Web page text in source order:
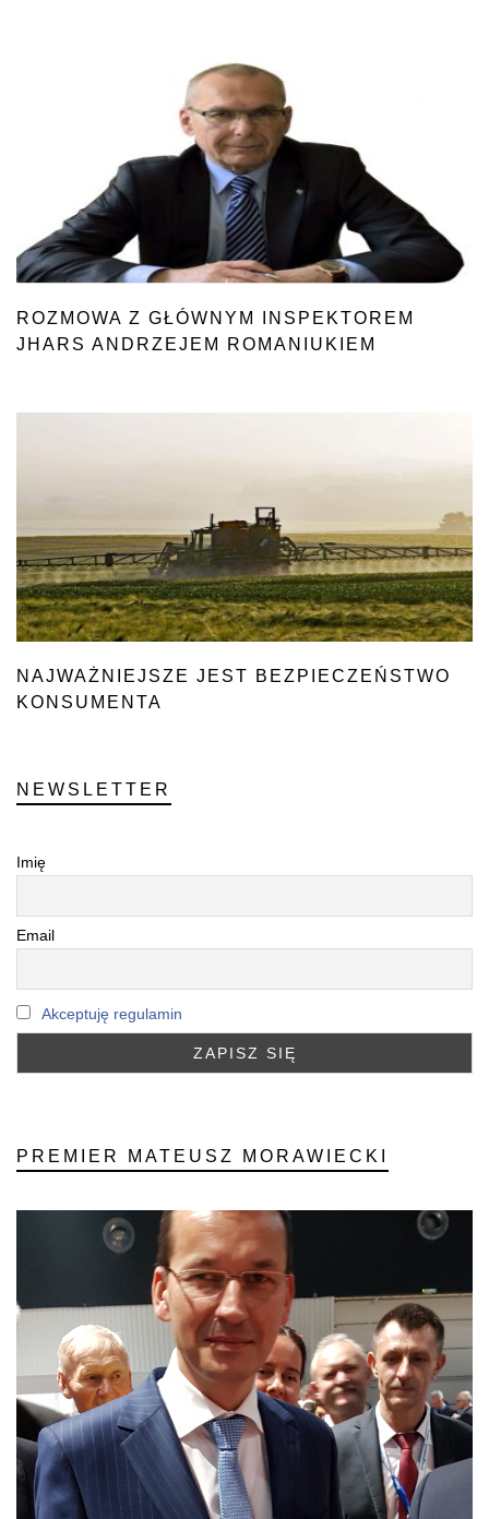
ROZMOWA Z GŁÓWNYM INSPEKTOREM
JHARS ANDRZEJEM ROMANIUKIEM
NAJWAŻNIEJSZE JEST BEZPIECZEŃSTWO
KONSUMENTA
NEWSLETTER
Imię
Email
Akceptuję regulamin
PREMIER MATEUSZ MORAWIECKI